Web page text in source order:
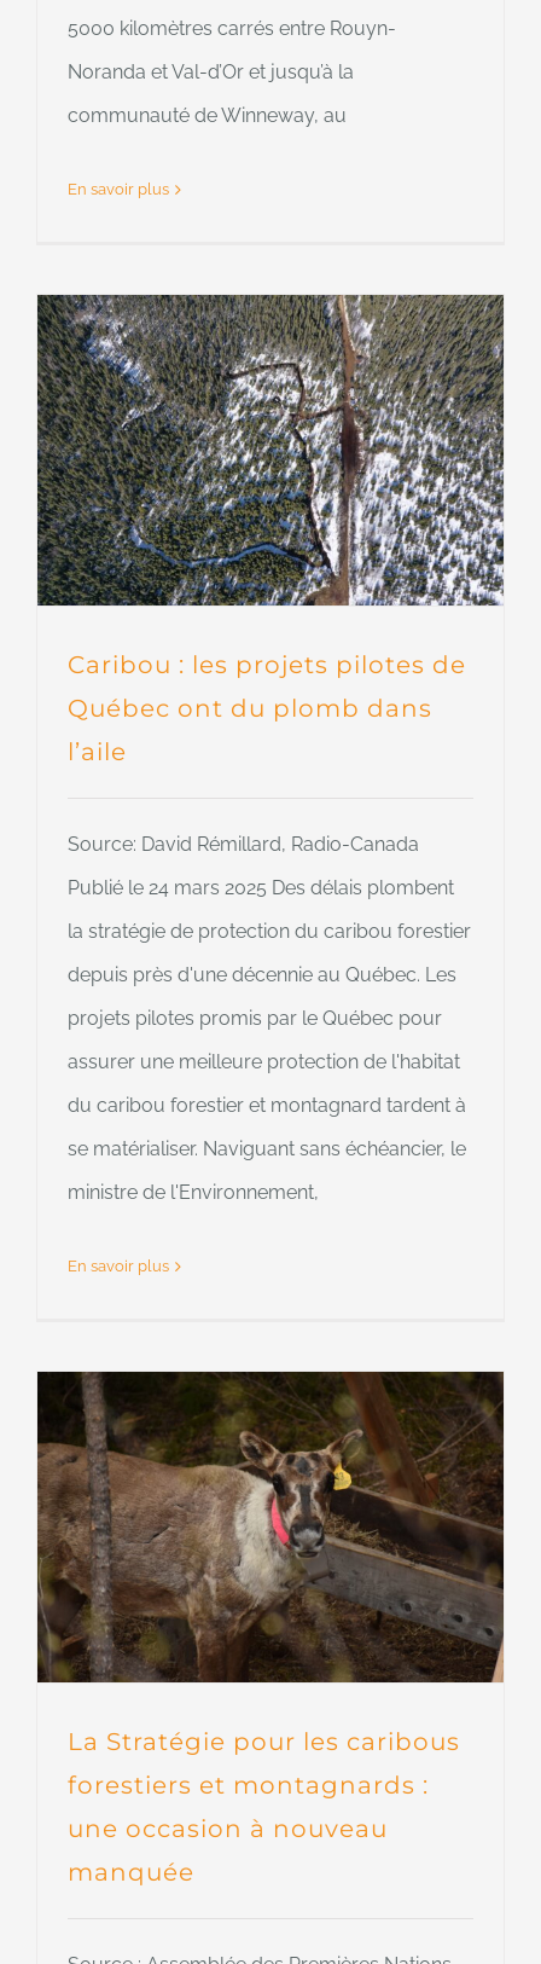
5000 kilomètres carrés entre Rouyn-
Noranda et Val-d’Or et jusqu’à la
communauté de Winneway, au
En savoir plus
Caribou : les projets pilotes de
Québec ont du plomb dans
l’aile
Source: David Rémillard, Radio-Canada
Publié le 24 mars 2025 Des délais plombent
la stratégie de protection du caribou forestier
depuis près d'une décennie au Québec. Les
projets pilotes promis par le Québec pour
assurer une meilleure protection de l'habitat
du caribou forestier et montagnard tardent à
se matérialiser. Naviguant sans échéancier, le
ministre de l'Environnement,
En savoir plus
La Stratégie pour les caribous
forestiers et montagnards :
une occasion à nouveau
manquée